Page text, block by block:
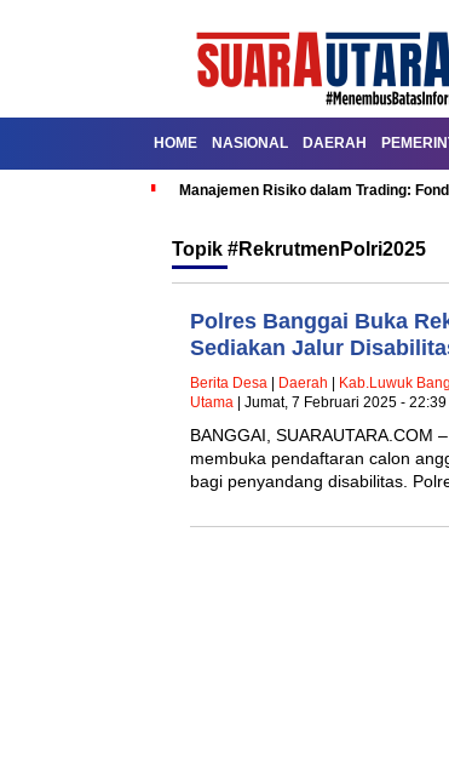
HOME NASIONAL DAERAH
Manajemen Risiko dalam Trading:
Topik #RekrutmenPolri2025
Polres Banggai Buka
Sediakan Jalur
Berita Desa Daerah Kab.Luwuk
Utama | Jumat, 7 Februari 2025 - 22:39
BANGGAI, SUARAUTARA.COM
membuka pendaftaran calon
bagi penyandang disabilitas.